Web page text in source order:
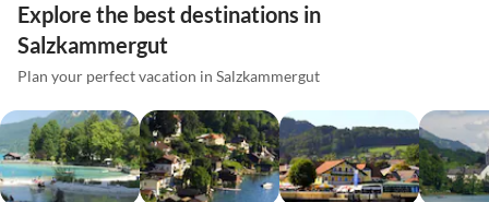
Explore the best destinations in
Salzkammergut
Plan your perfect vacation in Salzkammergut